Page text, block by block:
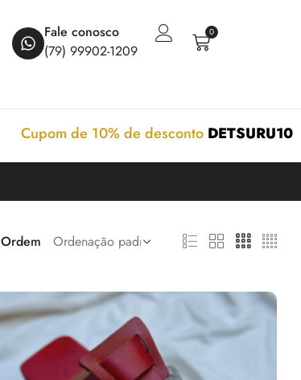
Fale conosco
(79) 99902-1209
0
Cupom de 10% de desconto DETSURU10
Ordem